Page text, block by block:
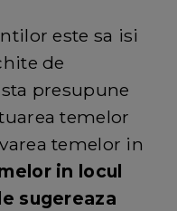
este sa isi
de
presupune
temelor
temelor in
in locul
sugereaza